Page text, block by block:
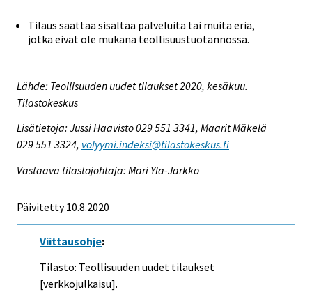
Tilaus saattaa sisältää palveluita tai muita eriä,
jotka eivät ole mukana teollisuustuotannossa.
Lähde: Teollisuuden uudet tilaukset 2020, kesäkuu.
Tilastokeskus
Lisätietoja: Jussi Haavisto 029 551 3341, Maarit Mäkelä
029 551 3324, volyymi.indeksi@tilastokeskus.fi
Vastaava tilastojohtaja: Mari Ylä-Jarkko
Päivitetty 10.8.2020
Viittausohje:
Tilasto: Teollisuuden uudet tilaukset
[verkkojulkaisu].